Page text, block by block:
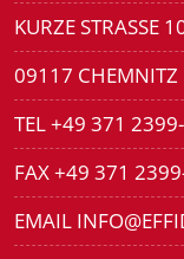
KURZE STRASSE
09117 CHEMNITZ
TEL +49 371
FAX +49 371
EMAIL